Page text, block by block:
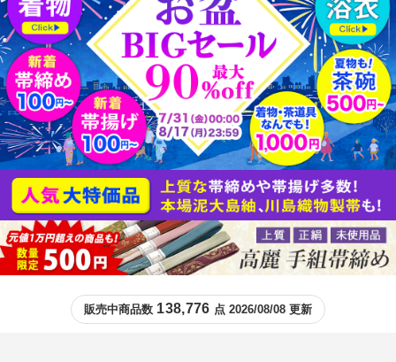
販売中商品数 138,776 点 2026/08/08 更新